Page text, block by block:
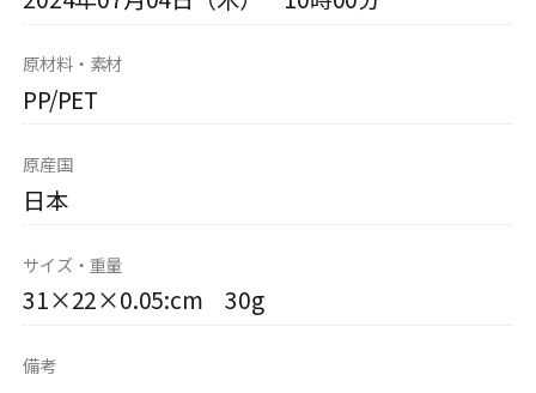
原材料・素材
PP/PET
原産国
日本
サイズ・重量
31×22×0.05:cm 30g
備考